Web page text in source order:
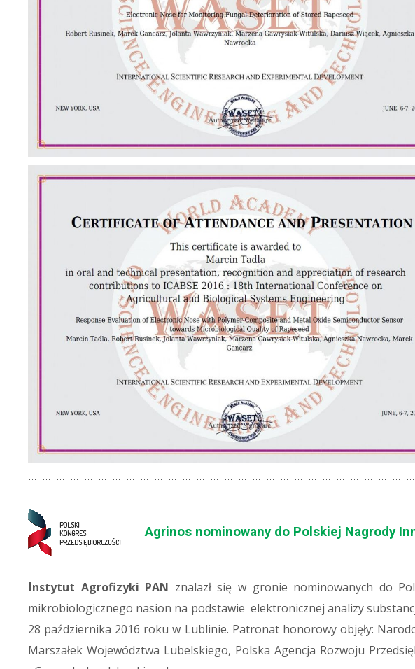
Agrinos nominowany do Polskiej Nagrody
Instytut Agrofizyki PAN znalazł się w gronie nominowanych do
mikrobiologicznego nasion na podstawie elektronicznej analizy
28 października 2016 roku w Lublinie. Patronat honorowy objęły:
Marszałek Województwa Lubelskiego, Polska Agencja Rozwoju